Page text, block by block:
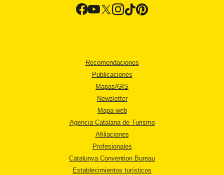
Recomendaciones
Publicaciones
Mapas/GIS
Newsletter
Mapa web
Agencia Catalana de Turismo
Afiliaciones
Profesionales
Catalunya Convention Bureau
Establecimientos turísticos